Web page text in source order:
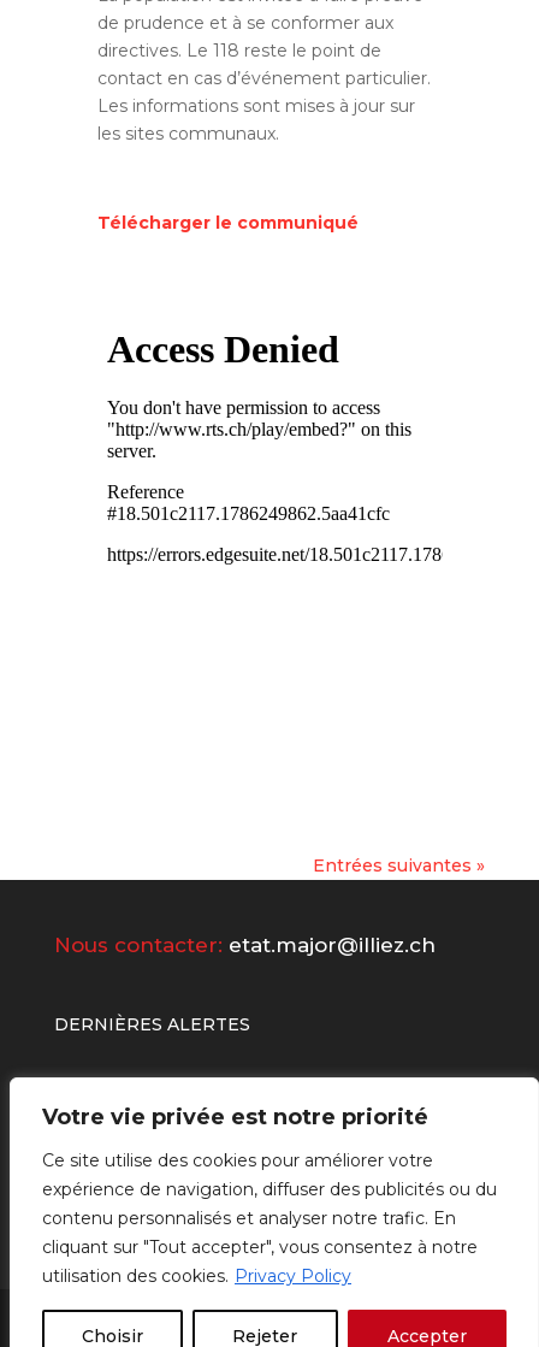
Votre vie privée est notre priorité
Ce site utilise des cookies pour améliorer votre
expérience de navigation, diffuser des publicités ou du
contenu personnalisés et analyser notre trafic. En
cliquant sur "Tout accepter", vous consentez à notre
utilisation des cookies. Privacy Policy
Choisir Rejeter Accepter
de prudence et à se conformer aux
directives. Le 118 reste le point de
contact en cas d’événement particulier.
Les informations sont mises à jour sur
les sites communaux.
Télécharger le communiqué
Entrées suivantes »
Nous contacter: etat.major@illiez.ch
DERNIÈRES ALERTES
Powered by
Be Social Management &